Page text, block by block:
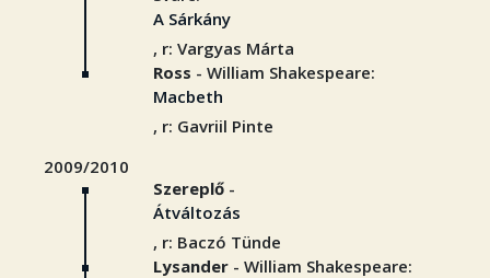
A Sárkány
, r: Vargyas Márta
Ross - William Shakespeare:
Macbeth
, r: Gavriil Pinte
2009/2010
Szereplő -
Átváltozás
, r: Baczó Tünde
Lysander - William Shakespeare: